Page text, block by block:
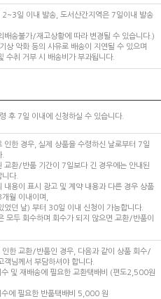
2~3일 이내 발송, 도서산간지역은 7일이내 발송
배송불가/재고상황에 따라 변경될 수 있습니다.)
상 악화 등의 사유로 배송이 지연될 수 있으며
수취 거부 시 배송비가 부과됩니다.
후 7일 이내에 신청하실 수 있습니다.
인한 경우, 실제 상품을 수령하신 날로부터 7일
.
교환/반품 기간이 7일보다 긴 경우에는 안내된
니다.
내용이 표시 광고 및 계약 내용과 다른 경우 상품
월 이내이며,
었던 날) 부터 30일 이내 신청이 가능합니다.
모두 회수하며 회수가 되지 않으면 교환/반품이
인한 교환/반품인 경우, 다음과 같이 상품 회수/
객님께서 부담하셔야 합니다.
및 재배송에 필요한 교환택배비 (편도2,500원
수에 필요한 반품택배비 5,000 원